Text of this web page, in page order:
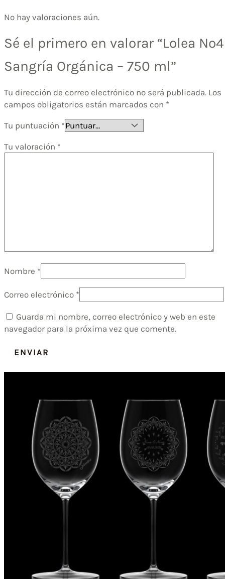
No hay valoraciones aún.
Sé el primero en valorar “Lolea Nº4
Sangría Orgánica – 750 ml”
Tu dirección de correo electrónico no será publicada. Los
campos obligatorios están marcados con *
Tu puntuación *
Tu valoración *
Nombre *
Correo electrónico *
Guarda mi nombre, correo electrónico y web en este
navegador para la próxima vez que comente.